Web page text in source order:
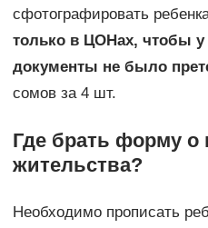
сфотографировать
только в ЦОНах, чтобы
документы не было
сомов за 4 шт.
Где брать форму о
жительства?
Необходимо прописать